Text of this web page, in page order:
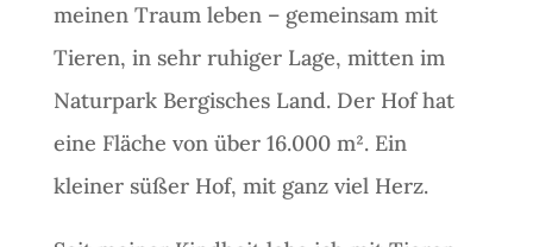
meinen Traum leben – gemeinsam mit
Tieren, in sehr ruhiger Lage, mitten im
Naturpark Bergisches Land. Der Hof hat
eine Fläche von über 16.000 m². Ein
kleiner süßer Hof, mit ganz viel Herz.